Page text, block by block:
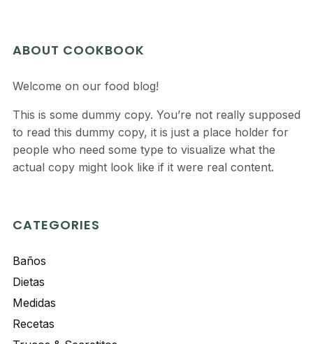
ABOUT COOKBOOK
Welcome on our food blog!
This is some dummy copy. You’re not really supposed
to read this dummy copy, it is just a place holder for
people who need some type to visualize what the
actual copy might look like if it were real content.
CATEGORIES
Baños
Dietas
Medidas
Recetas